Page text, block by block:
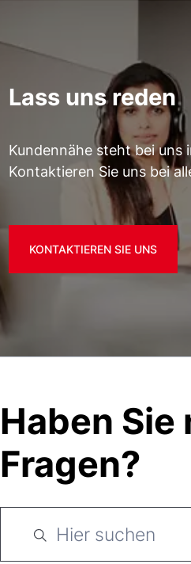
Lass uns reden
Kundennähe steht bei uns
Kontaktieren Sie uns bei
KONTAKTIEREN SIE UNS
Haben Sie
Fragen?